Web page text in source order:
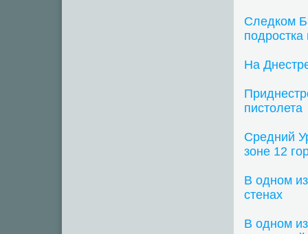
Следком
На
пистолета
Средний
зоне 12
В одном
стенах
В одном